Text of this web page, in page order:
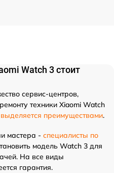
Watch 3 стоит
сервис-центров,
техники Xiaomi Watch
преимуществами.
мастера - специалисты по
модель Watch 3 для
На все виды
гарантия.